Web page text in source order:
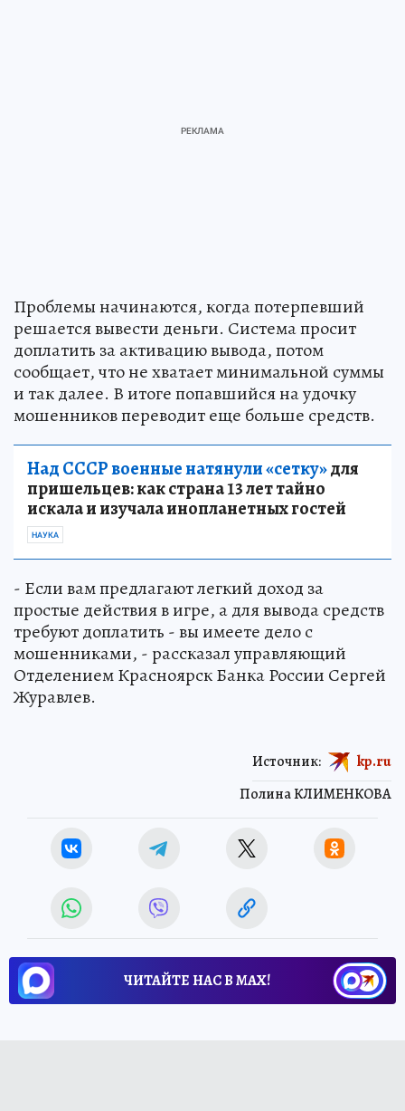
Проблемы начинаются, когда потерпевший
решается вывести деньги. Система просит
доплатить за активацию вывода, потом
сообщает, что не хватает минимальной суммы
и так далее. В итоге попавшийся на удочку
мошенников переводит еще больше средств.
Над СССР военные натянули «сетку»для
пришельцев: как страна 13 лет тайно
искала и изучала инопланетных гостей
НАУКА
- Если вам предлагают легкий доход за
простые действия в игре, а для вывода средств
требуют доплатить - вы имеете дело с
мошенниками, - рассказал управляющий
Отделением Красноярск Банка России Сергей
Журавлев.
Полина КЛИМЕНКОВА
Источник: kp.ru
ЧИТАЙТЕ НАС В МАХ!